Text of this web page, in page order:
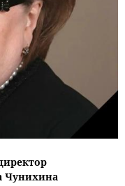
Чунихина